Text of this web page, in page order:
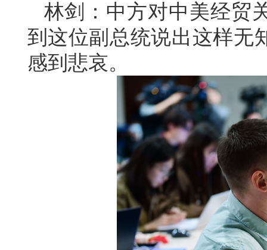
林剑：中方对中美经贸
到这位副总统说出这样无
感到悲哀。